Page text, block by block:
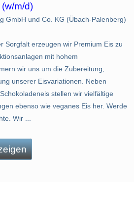
m/d)
GmbH und Co. KG (Übach-Palenberg)
Sorgfalt erzeugen wir Premium Eis zu
mit hohem
wir uns um die Zubereitung,
unserer Eisvariationen. Neben
stellen wir vielfältige
ebenso wie veganes Eis her. Werde
Wir ...